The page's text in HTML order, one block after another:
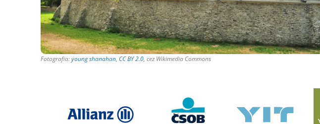
Fotografia:young shanahan, CC BY 2.0, cez Wikimedia Commons